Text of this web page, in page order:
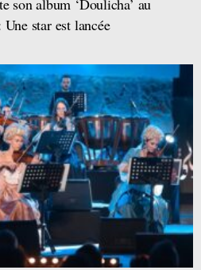
star est lancée